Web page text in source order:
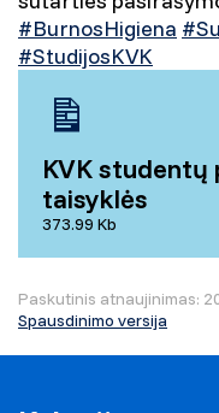
#BurnosHigiena
#StudijosKVK
KVK studentų
taisyklės
373.99 Kb
Paskutinis atnaujinimas:
Spausdinimo versija